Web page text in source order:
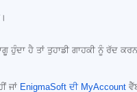
ਹੈ ਤਾਂ ਤੁਹਾਡੀ ਗਾਹਕੀ ਨੂੰ ਰੱਦ
ਜਾਂ EnigmaSoft ਦੀ MyAccount